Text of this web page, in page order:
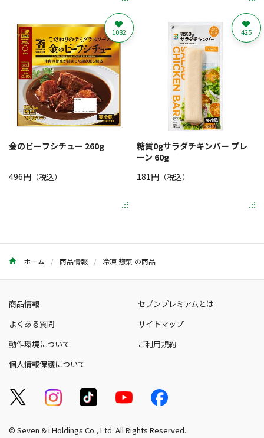
金のビーフシチュー 260g
496円 （税込）
1082
糖質0gサラダチキンバー プレ
ーン 60g
181円（税込）
425
ホーム 商品情報 冷凍 惣菜 の商品
商品情報
セブンプレミアムとは
よくある質問
サイトマップ
動作環境について
ご利用規約
個人情報保護について
© Seven & i Holdings Co., Ltd. All Rights Reserved.